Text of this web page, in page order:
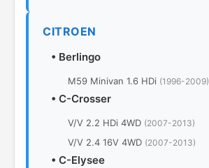
CITROEN
• Berlingo
M59 Minivan 1.6 HDi (1996-2009)
• C-Crosser
V/V 2.2 HDi 4WD (2007-2013)
V/V 2.4 16V 4WD (2007-2013)
• C-Elysee